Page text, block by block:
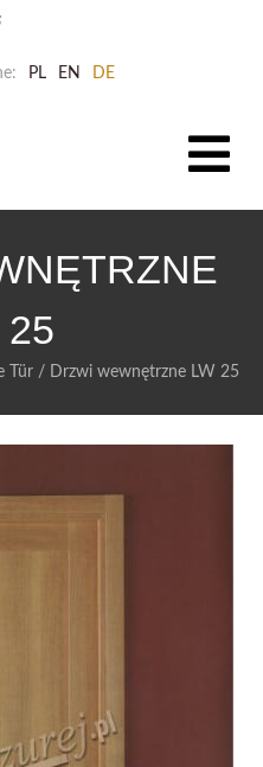
PL EN DE
25
Tür / Drzwi wewnętrzne LW 25